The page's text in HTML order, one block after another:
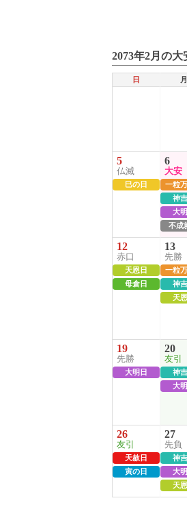
2073年2月の
日 月
5
仏滅
巳の日
6
大安
一粒
神
大
不成
12
赤口
天恩日
母倉日
13
先勝
一粒
神
天
19
先勝
大明日
20
友引
神
大
26
友引
天赦日
寅の日
27
先負
神
大
天